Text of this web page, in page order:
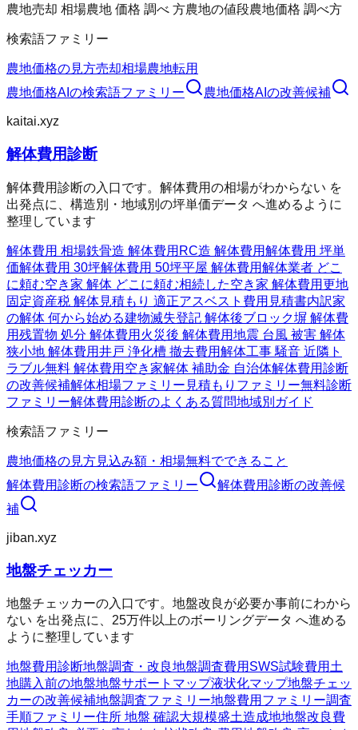
農地売却 相場農地 価格 調べ 方農地の値段農地価格 調べ方
検索語ファミリー
農地価格の見方売却相場農地転用
農地価格AI の検索語ファミリー 農地価格AI の改善候補
kaitai.xyz
解体費用診断
解体費用診断の入口です。解体費用の相場がわからない を
出発点に、構造別・地域別の坪単価データ へ進めるように
整理しています
解体費用 相場鉄骨造 解体費用 RC造 解体費用解体費用 坪単
価解体費用 30坪解体費用 50坪平屋 解体費用解体業者 どこ
に頼む空き家 解体 どこに頼む相続した空き家 解体費用更地
固定資産税 解体見積もり 適正アスベスト費用 見積書内訳家
の解体 何から始める建物滅失登記 解体後ブロック塀 解体費
用残置物 処分 解体費用 火災後 解体費用地震 台風 被害 解体
狭小地 解体費用井戸 浄化槽 撤去費用解体工事 騒音 近隣ト
ラブル無料 解体費用 空き家解体 補助金 自治体解体費用診断
の改善候補解体相場ファミリー 見積もりファミリー無料診断
ファミリー解体費用診断のよくある質問地域別ガイド
検索語ファミリー
農地価格の見方見込み額・相場無料でできること
解体費用診断の検索語ファミリー 解体費用診断の改善候
補
jiban.xyz
地盤チェッカー
地盤チェッカーの入口です。地盤改良が必要か事前にわから
ない を出発点に、25万件以上のボーリングデータ へ進める
ように整理しています
地盤費用診断地盤調査・改良地盤調査費用 SWS試験費用 土
地購入前の地盤地盤サポートマップ液状化マップ地盤チェッ
カーの改善候補地盤調査ファミリー地盤費用ファミリー調査
手順ファミリー住所 地盤 確認大規模盛土造成地地盤改良費